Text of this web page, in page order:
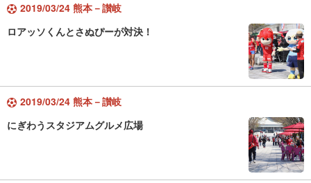
2019/03/24 熊本－讃岐
ロアッソくんとさぬぴーが対決！
2019/03/24 熊本－讃岐
にぎわうスタジアムグルメ広場